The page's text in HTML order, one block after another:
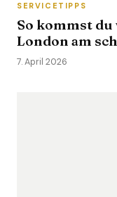
SERVICETIPPS
So kommst
London am
7. April 2026